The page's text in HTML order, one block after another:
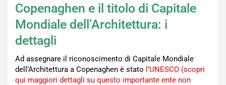
Copenaghen e il titolo di Capitale
Mondiale dell’Architettura: i
dettagli
Ad assegnare il riconoscimento di Capitale Mondiale
dell’Architettura a Copenaghen è stato l’UNESCO (scopri
qui maggiori dettagli su questo importante ente non